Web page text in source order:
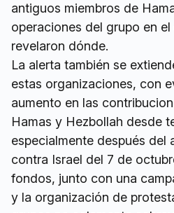
antiguos miembros de
operaciones del grupo en
revelaron dónde.
La alerta también se
estas organizaciones, con
aumento en las
Hamas y Hezbollah desde
especialmente después del
contra Israel del 7 de
fondos, junto con una
y la organización de